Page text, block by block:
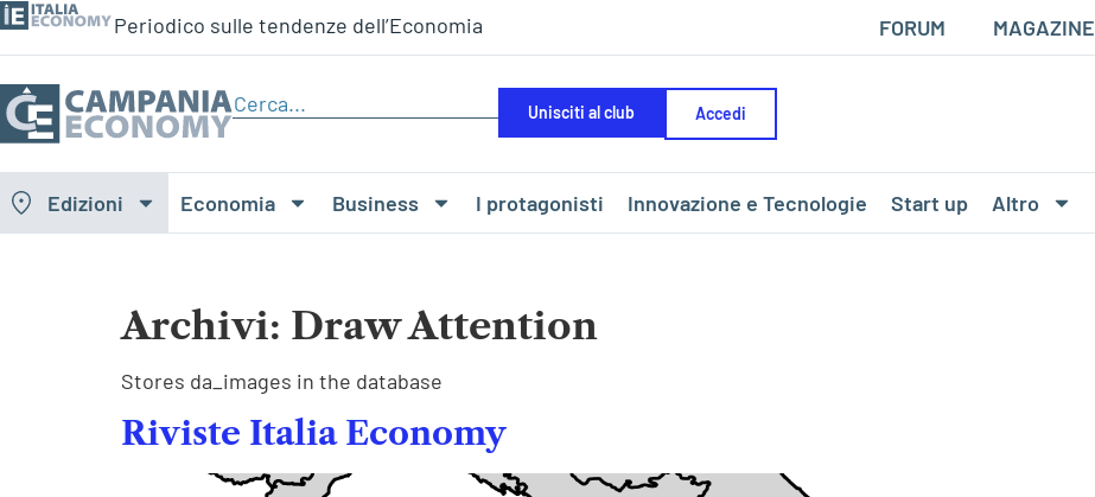
Periodico sulle tendenze dell’Economia FORUM MAGAZINE
Unisciti al club Accedi
Edizioni Economia Business I protagonisti Innovazione e Tecnologie Start up Altro
Archivi: Draw Attention
Stores da_images in the database
Riviste Italia Economy